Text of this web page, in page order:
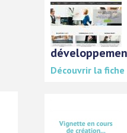
Découvrir la fiche